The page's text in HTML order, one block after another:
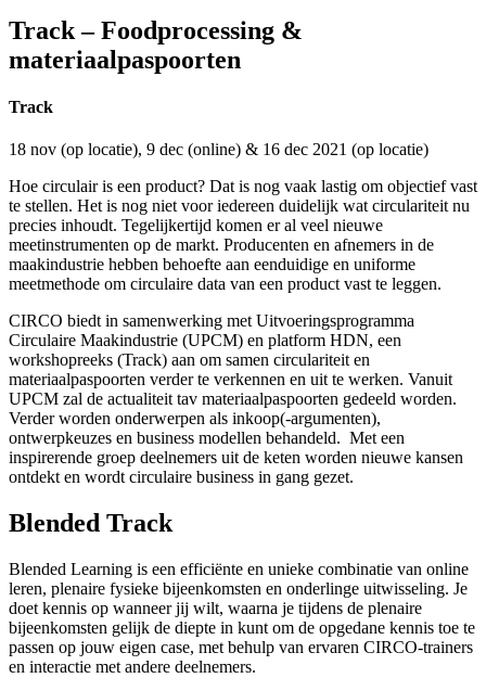
Track – Foodprocessing &
materiaalpaspoorten
Track
18 nov (op locatie), 9 dec (online) & 16 dec 2021 (op locatie)
Hoe circulair is een product? Dat is nog vaak lastig om objectief vast
te stellen. Het is nog niet voor iedereen duidelijk wat circulariteit nu
precies inhoudt. Tegelijkertijd komen er al veel nieuwe
meetinstrumenten op de markt. Producenten en afnemers in de
maakindustrie hebben behoefte aan eenduidige en uniforme
meetmethode om circulaire data van een product vast te leggen.
CIRCO biedt in samenwerking met Uitvoeringsprogramma
Circulaire Maakindustrie (UPCM) en platform HDN, een
workshopreeks (Track) aan om samen circulariteit en
materiaalpaspoorten verder te verkennen en uit te werken. Vanuit
UPCM zal de actualiteit tav materiaalpaspoorten gedeeld worden.
Verder worden onderwerpen als inkoop(-argumenten),
ontwerpkeuzes en business modellen behandeld. Met een
inspirerende groep deelnemers uit de keten worden nieuwe kansen
ontdekt en wordt circulaire business in gang gezet.
Blended Track
Blended Learning is een efficiënte en unieke combinatie van online
leren, plenaire fysieke bijeenkomsten en onderlinge uitwisseling. Je
doet kennis op wanneer jij wilt, waarna je tijdens de plenaire
bijeenkomsten gelijk de diepte in kunt om de opgedane kennis toe te
passen op jouw eigen case, met behulp van ervaren CIRCO-trainers
en interactie met andere deelnemers.